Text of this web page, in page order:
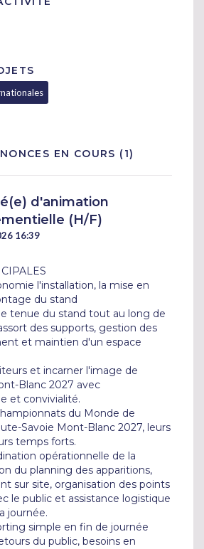
EN COURS (1)
d'animation
(H/F)
16:39
l'installation, la mise en
du stand
tenue du stand tout au long de
des supports, gestion des
et maintien d'un espace
et incarner l'image de
Blanc 2027 avec
et convivialité.
du Monde de
Savoie Mont-Blanc 2027, leurs
temps forts.
opérationnelle de la
du planning des apparitions,
sur site, organisation des points
le public et assistance logistique
journée.
simple en fin de journée
du public, besoins en